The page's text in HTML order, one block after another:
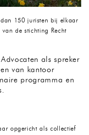
150 juristen bij elkaar
van de stichting Recht
Advocaten als spreker
van kantoor
programma en
opgericht als collectief